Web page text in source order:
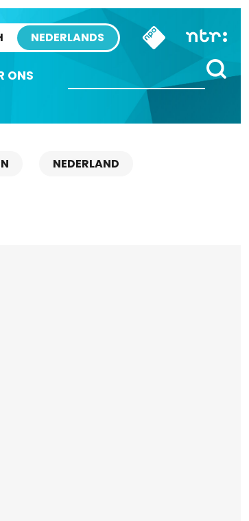
NEDERLANDS
ONS
NEDERLAND